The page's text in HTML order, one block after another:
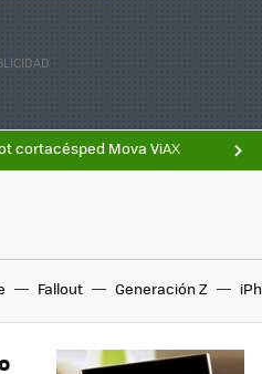
cortacésped Mova ViAX
Fallout Generación Z